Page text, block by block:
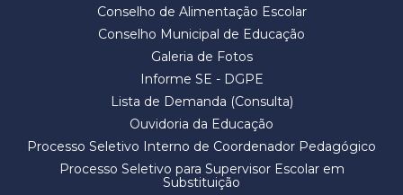
Conselho de Alimentação Escolar
Conselho Municipal de Educação
Galeria de Fotos
Informe SE - DGPE
Lista de Demanda (Consulta)
Ouvidoria da Educação
Processo Seletivo Interno de Coordenador Pedagógico
Processo Seletivo para Supervisor Escolar em
Substituição